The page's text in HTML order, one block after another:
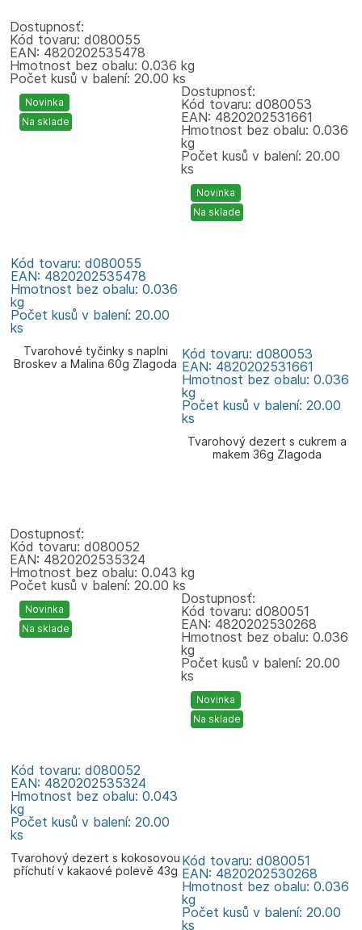
Dostupnosť:
Kód tovaru: d080055
EAN: 4820202535478
Hmotnost bez obalu: 0.036 kg
Počet kusů v balení: 20.00 ks
Novinka
Na sklade
Kód tovaru: d080055
EAN: 4820202535478
Hmotnost bez obalu: 0.036
kg
Počet kusů v balení: 20.00
ks
Tvarohové tyčinky s naplni
Broskev a Malina 60g Zlagoda
Dostupnosť:
Kód tovaru: d080053
EAN: 4820202531661
Hmotnost bez obalu: 0.036
kg
Počet kusů v balení: 20.00
ks
Novinka
Na sklade
Kód tovaru: d080053
EAN: 4820202531661
Hmotnost bez obalu: 0.036
kg
Počet kusů v balení: 20.00
ks
Tvarohový dezert s cukrem a
makem 36g Zlagoda
Dostupnosť:
Kód tovaru: d080052
EAN: 4820202535324
Hmotnost bez obalu: 0.043 kg
Počet kusů v balení: 20.00 ks
Novinka
Na sklade
Kód tovaru: d080052
EAN: 4820202535324
Hmotnost bez obalu: 0.043
kg
Počet kusů v balení: 20.00
ks
Tvarohový dezert s kokosovou
příchutí v kakaové polevě 43g
Dostupnosť:
Kód tovaru: d080051
EAN: 4820202530268
Hmotnost bez obalu: 0.036
kg
Počet kusů v balení: 20.00
ks
Novinka
Na sklade
Kód tovaru: d080051
EAN: 4820202530268
Hmotnost bez obalu: 0.036
kg
Počet kusů v balení: 20.00
ks